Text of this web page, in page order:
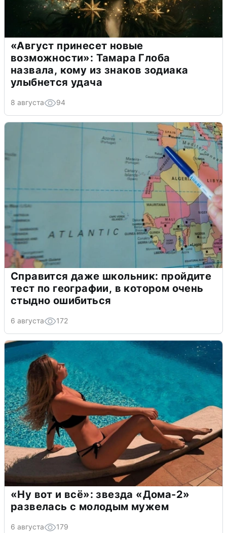
«Август принесет новые
возможности»: Тамара Глоба
назвала, кому из знаков зодиака
улыбнется удача
8 августа 94
Справится даже школьник: пройдите
тест по географии, в котором очень
стыдно ошибиться
6 августа 172
«Ну вот и всё»: звезда «Дома-2»
развелась с молодым мужем
6 августа 179